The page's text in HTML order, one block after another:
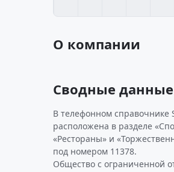
О компании
Сводные
В телефонном справочнике
расположена в разделе
«Рестораны» и
под номером 11378.
Общество с ограниченной